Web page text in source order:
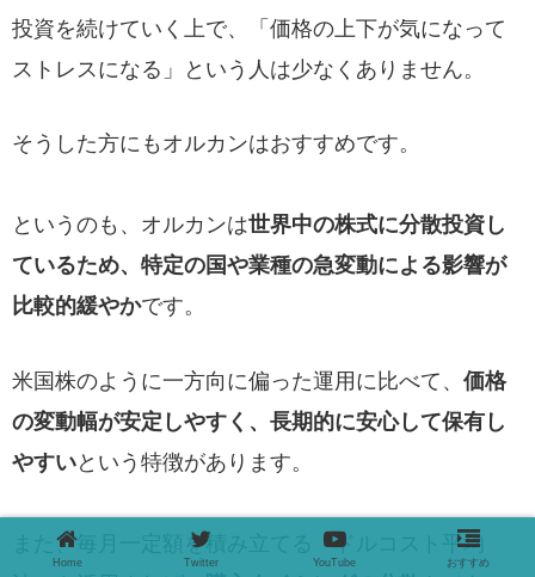
投資を続けていく上で、「価格の上下が気になって
ストレスになる」という人は少なくありません。
そうした方にもオルカンはおすすめです。
というのも、オルカンは世界中の株式に分散投資し
ているため、特定の国や業種の急変動による影響が
比較的緩やかです。
米国株のように一方向に偏った運用に比べて、 価格
の変動幅が安定しやすく、長期的に安心して保有し
やすいという特徴があります。
また、毎月一定額を積み立てる「ドルコスト平均
Home Twitter YouTube おすすめ